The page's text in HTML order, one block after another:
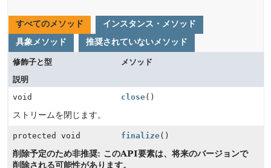
すべてのメソッド
インスタンス・メソッド
具象メソッド
推奨されていないメソッド
修飾子と型
メソッド
説明
void
close()
ストリームを閉じます。
protected void finalize()
削除予定のため非推奨: このAPI要素は、将来のバージョンで
削除される可能性があります。